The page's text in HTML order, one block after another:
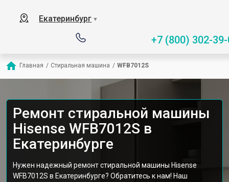
Екатеринбург ▼
+7 (800) 302-
Главная / Стиральная машина / WFB7012S
Ремонт стиральной машины
Hisense WFB7012S в
Екатеринбурге
Нужен надежный ремонт стиральной машины Hisense
WFB7012S в Екатеринбурге? Обратитесь к нам! Наш